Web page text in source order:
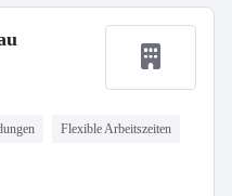
Flexible Arbeitszeiten